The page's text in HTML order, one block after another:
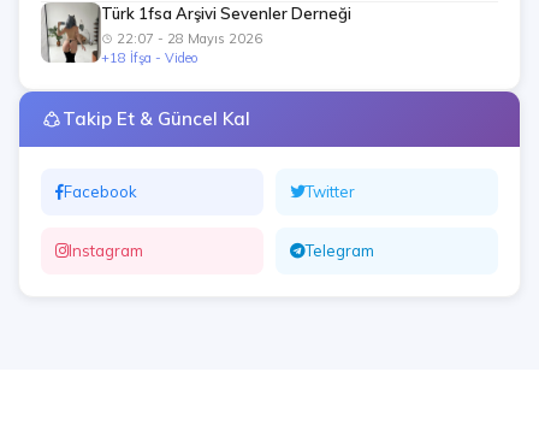
Türk 1fsa Arşivi Sevenler Derneği
22:07 - 28 Mayıs 2026
+18 İfşa - Video
Takip Et & Güncel Kal
Facebook Twitter
Instagram Telegram